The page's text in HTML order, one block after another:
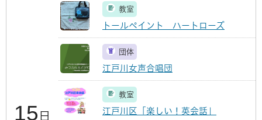
15 日
教室
トールペイント ハートローズ
団体
江戸川女声合唱団
教室
江戸川区「楽しい！英会話」